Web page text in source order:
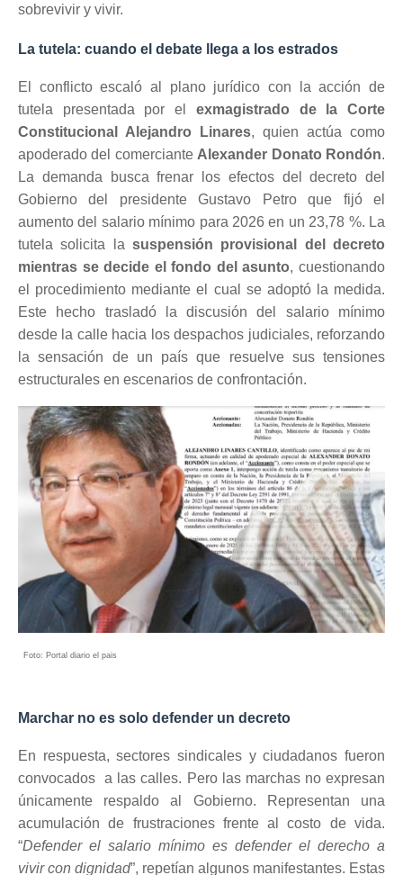
sobrevivir y vivir.
La tutela: cuando el debate llega a los estrados
El conflicto escaló al plano jurídico con la acción de
tutela presentada por el exmagistrado de la Corte
Constitucional Alejandro Linares, quien actúa como
apoderado del comerciante Alexander Donato Rondón.
La demanda busca frenar los efectos del decreto del
Gobierno del presidente Gustavo Petro que fijó el
aumento del salario mínimo para 2026 en un 23,78 %. La
tutela solicita la suspensión provisional del decreto
mientras se decide el fondo del asunto, cuestionando
el procedimiento mediante el cual se adoptó la medida.
Este hecho trasladó la discusión del salario mínimo
desde la calle hacia los despachos judiciales, reforzando
la sensación de un país que resuelve sus tensiones
estructurales en escenarios de confrontación.
Foto: Portal diario el pais
Marchar no es solo defender un decreto
En respuesta, sectores sindicales y ciudadanos fueron
convocados a las calles. Pero las marchas no expresan
únicamente respaldo al Gobierno. Representan una
acumulación de frustraciones frente al costo de vida.
“Defender el salario mínimo es defender el derecho a
vivir con dignidad”, repetían algunos manifestantes. Estas